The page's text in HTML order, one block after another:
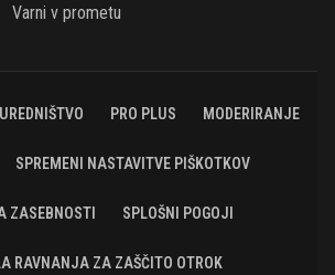
Varni v prometu
UREDNIŠTVO PRO PLUS MODERIRANJE
SPREMENI NASTAVITVE PIŠKOTKOV
ZASEBNOSTI SPLOŠNI POGOJI
RAVNANJA ZA ZAŠČITO OTROK